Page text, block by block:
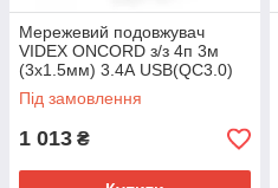
Мережевий подовжувач
VIDEX ONCORD з/з 4п 3м
(3x1.5мм) 3.4А USB(QC3.0)
+USB-C(PD20W) з кнопкою
Black
Під замовлення
1 013 ₴